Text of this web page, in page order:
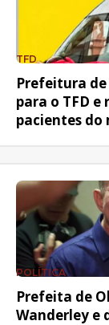
TFD
Prefeitura
para o TFD
pacientes do
POLÍTICA
Prefeita de
Wanderley e